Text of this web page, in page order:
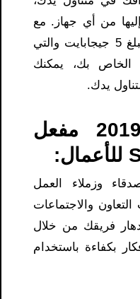
من أي جهاز. مع
سعة التخزين المجانية التي تبلغ 5 جيجابايت والتي
تأتي مع حساب Microsoft الخاص بك، يمكنك
يدك.
تحميل اوفيس 2019 مفعل
وزملاء العمل
والاجتماعات
فريقك من خلال
بكفاءة باستخدام